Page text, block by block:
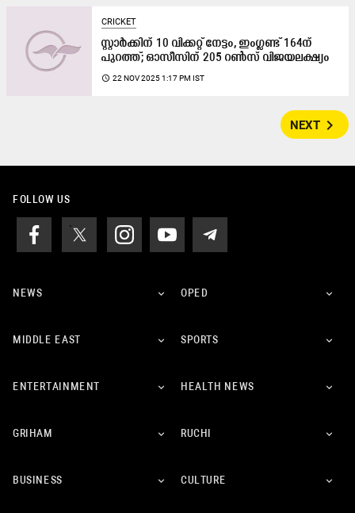
CRICKET
സ്റ്റാർക്കിന് 10 വിക്കറ്റ് നേട്ടം, ഇംഗ്ലണ്ട് 164ന്
പുറത്ത്; ഓസീസിന് 205 റൺസ് വിജയലക്ഷ്യം
access_time 22 NOV 2025 1:17 PM IST
NEXT navigate_next
FOLLOW US
NEWS OPED
MIDDLE EAST SPORTS
ENTERTAINMENT HEALTH NEWS
GRIHAM RUCHI
BUSINESS CULTURE